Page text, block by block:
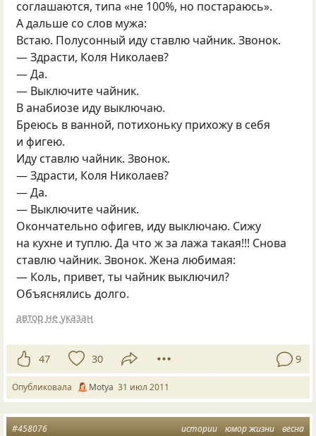
соглашаются, типа «не 100%, но постараюсь».
А дальше со слов мужа:
Встаю. Полусонный иду ставлю чайник. Звонок.
— Здрасти, Коля Николаев?
— Да.
— Выключите чайник.
В анабиозе иду выключаю.
Бреюсь в ванной, потихоньку прихожу в себя
и фигею.
Иду ставлю чайник. Звонок.
— Здрасти, Коля Николаев?
— Да.
— Выключите чайник.
Окончательно офигев, иду выключаю. Сижу
на кухне и туплю. Да что ж за лажа такая!!! Снова
ставлю чайник. Звонок. Жена любимая:
— Коль, привет, ты чайник выключил?
Объяснялись долго.
автор не указан
47 30 9
Опубликовала Motya 31 июл 2011
истории юмор жизни весна
#458076